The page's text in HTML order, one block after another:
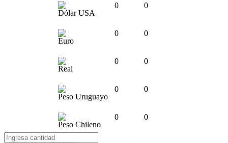
Dólar USA
0 0
Euro
0 0
Real
0 0
Peso Uruguayo
0 0
Peso Chileno
0 0